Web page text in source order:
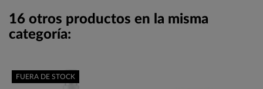
16 otros productos en la misma
categoría:
FUERA DE STOCK